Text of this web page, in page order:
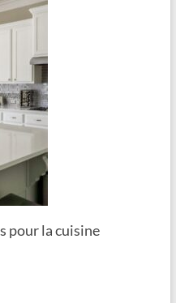
pour la cuisine